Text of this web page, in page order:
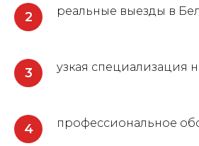
реальные выезды в
узкая специализация
профессиональное